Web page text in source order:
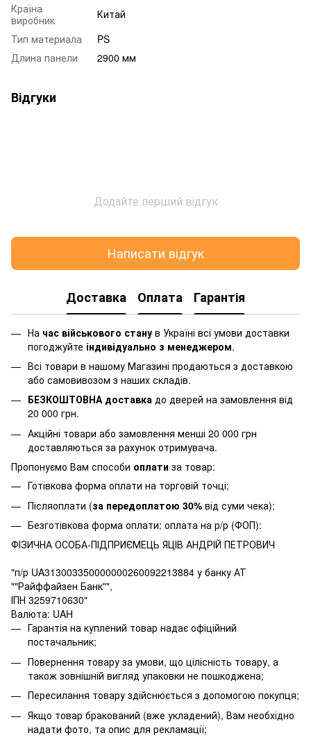
Країна
виробник
Китай
Тип материала
PS
Длина панели
2900 мм
Відгуки
Додайте перший відгук
Написати відгук
Доставка Оплата Гарантія
На час військового стану в Україні всі умови доставки
погоджуйте індивідуально з менеджером.
Всі товари в нашому Магазині продаються з доставкою
або самовивозом з наших складів.
БЕЗКОШТОВНА доставка до дверей на замовлення від
20 000 грн.
Акційні товари або замовлення менші 20 000 грн
доставляються за рахунок отримувача.
Пропонуємо Вам способи оплати за товар:
Готівкова форма оплати на торговій точці;
Післяоплати (за передоплатою 30% від суми чека);
Безготівкова форма оплати: оплата на р/р (ФОП):
ФІЗИЧНА ОСОБА-ПІДПРИЄМЕЦЬ ЯЦІВ АНДРІЙ ПЕТРОВИЧ
"п/р UA313003350000000260092213884 у банку АТ
""Райффайзен Банк"",
ІПН 3259710630"
Валюта: UAH
Гарантія на куплений товар надає офіційний
постачальник;
Повернення товару за умови, що цілісність товару, а
також зовнішній вигляд упаковки не пошкоджена;
Пересилання товару здійснюється з допомогою покупця;
Якщо товар бракований (вже укладений), Вам необхідно
надати фото, та опис для рекламації;